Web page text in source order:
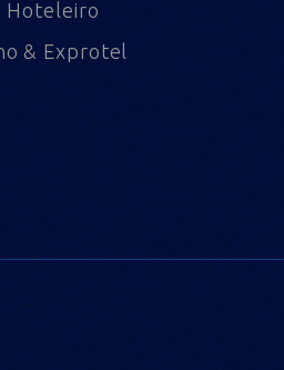
Hoteleiro
& Exprotel